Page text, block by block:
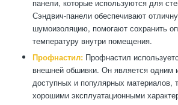
панели, которые используются для
Сэндвич-панели обеспечивают
шумоизоляцию, помогают сохранить
температуру внутри помещения.
Профнастил:Профнастил
внешней обшивки. Он является одним
доступных и популярных материалов,
хорошими эксплуатационными